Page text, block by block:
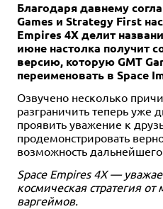
2-4 45-90 12+
Кланк! В! Космосе!
Приключение на звездолёте
5 990 ₽
Уведомить о наличии
Дополнение 1-4
60-120
13+
Дюна. Империя: Расцвет
иксианцев
4 990 ₽
Уведомить о наличии
Благодаря давнему
Games и Strategy First
Empires 4X делит
июне настолка получит
версию, которую GMT
переименовать в Space
Озвучено несколько
разграничить теперь уже
проявить уважение к
продемонстрировать
возможность дальнейшего
Space Empires 4X —
космическая стратегия
варгеймов.